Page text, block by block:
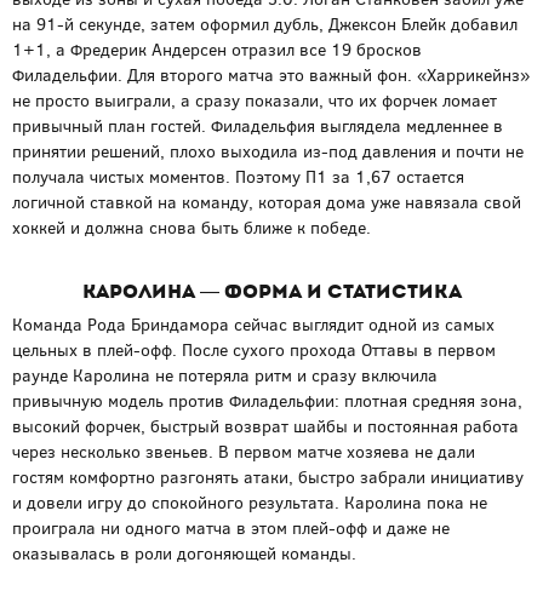
на 91-й секунде, затем оформил дубль, Джексон Блейк добавил
1+1, а Фредерик Андерсен отразил все 19 бросков
Филадельфии. Для второго матча это важный фон. «Харрикейнз»
не просто выиграли, а сразу показали, что их форчек ломает
привычный план гостей. Филадельфия выглядела медленнее в
принятии решений, плохо выходила из-под давления и почти не
получала чистых моментов. Поэтому П1 за 1,67 остается
логичной ставкой на команду, которая дома уже навязала свой
хоккей и должна снова быть ближе к победе.
Каролина — форма и статистика
Команда Рода Бриндамора сейчас выглядит одной из самых
цельных в плей-офф. После сухого прохода Оттавы в первом
раунде Каролина не потеряла ритм и сразу включила
привычную модель против Филадельфии: плотная средняя зона,
высокий форчек, быстрый возврат шайбы и постоянная работа
через несколько звеньев. В первом матче хозяева не дали
гостям комфортно разгонять атаки, быстро забрали инициативу
и довели игру до спокойного результата. Каролина пока не
проиграла ни одного матча в этом плей-офф и даже не
оказывалась в роли догоняющей команды.